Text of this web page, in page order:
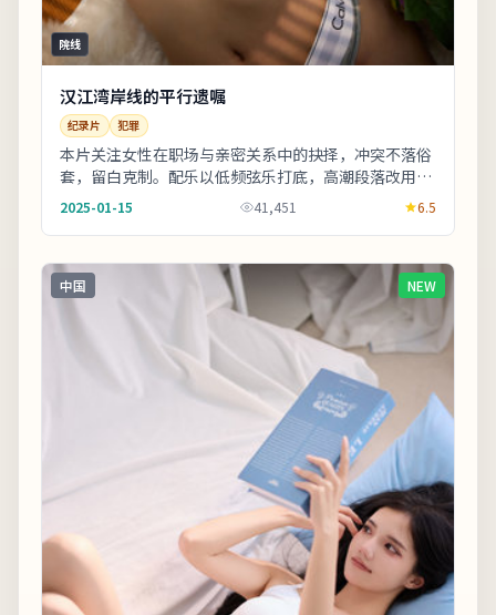
院线
汉江湾岸线的平行遗嘱
纪录片 犯罪
本片关注女性在职场与亲密关系中的抉择，冲突不落俗
套，留白克制。配乐以低频弦乐打底，高潮段落改用钢
琴独奏，情绪克制而有后劲。整体来看，这是一部类
2025-01-15 41,451 6.5
中国 NEW